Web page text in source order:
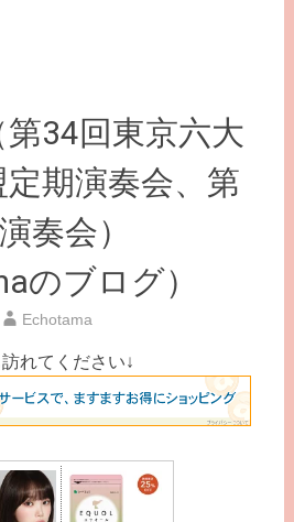
34回東京六大
期演奏会、第
奏会）
のブログ）
Echotama
れてください↓